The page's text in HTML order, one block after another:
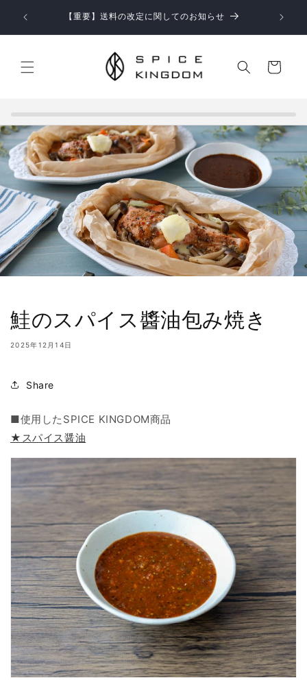
ンツに【お知らせ】お盆期間中の商品のお届けとお問い合わせ
対応につきまして
ー
鮭のスパイス醬油包み焼き
2025年12月14日
Share
■使用したSPICE KINGDOM商品
★スパイス醤油